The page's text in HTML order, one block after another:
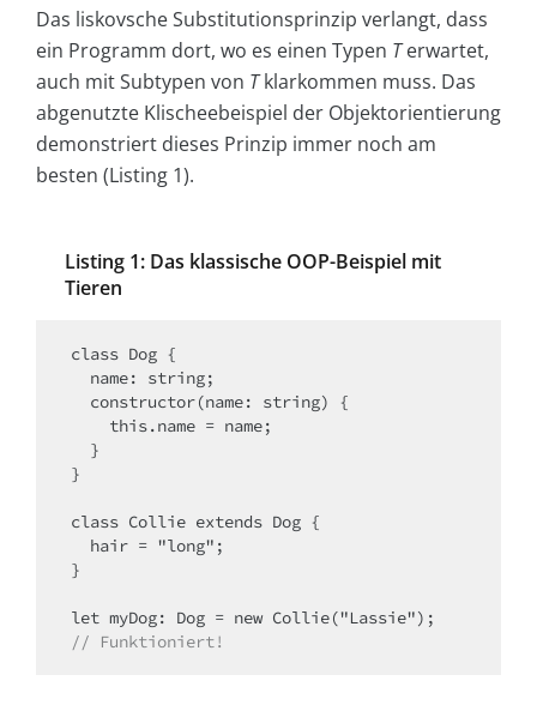
Das liskovsche Substitutionsprinzip verlangt, dass
ein Programm dort, wo es einen Typen Terwartet,
auch mit Subtypen von Tklarkommen muss. Das
abgenutzte Klischeebeispiel der Objektorientierung
demonstriert dieses Prinzip immer noch am
besten (Listing 1).
Listing 1: Das klassische OOP-Beispiel mit
Tieren
class Dog {
}
class Collie extends Dog {
}
// Funktioniert!